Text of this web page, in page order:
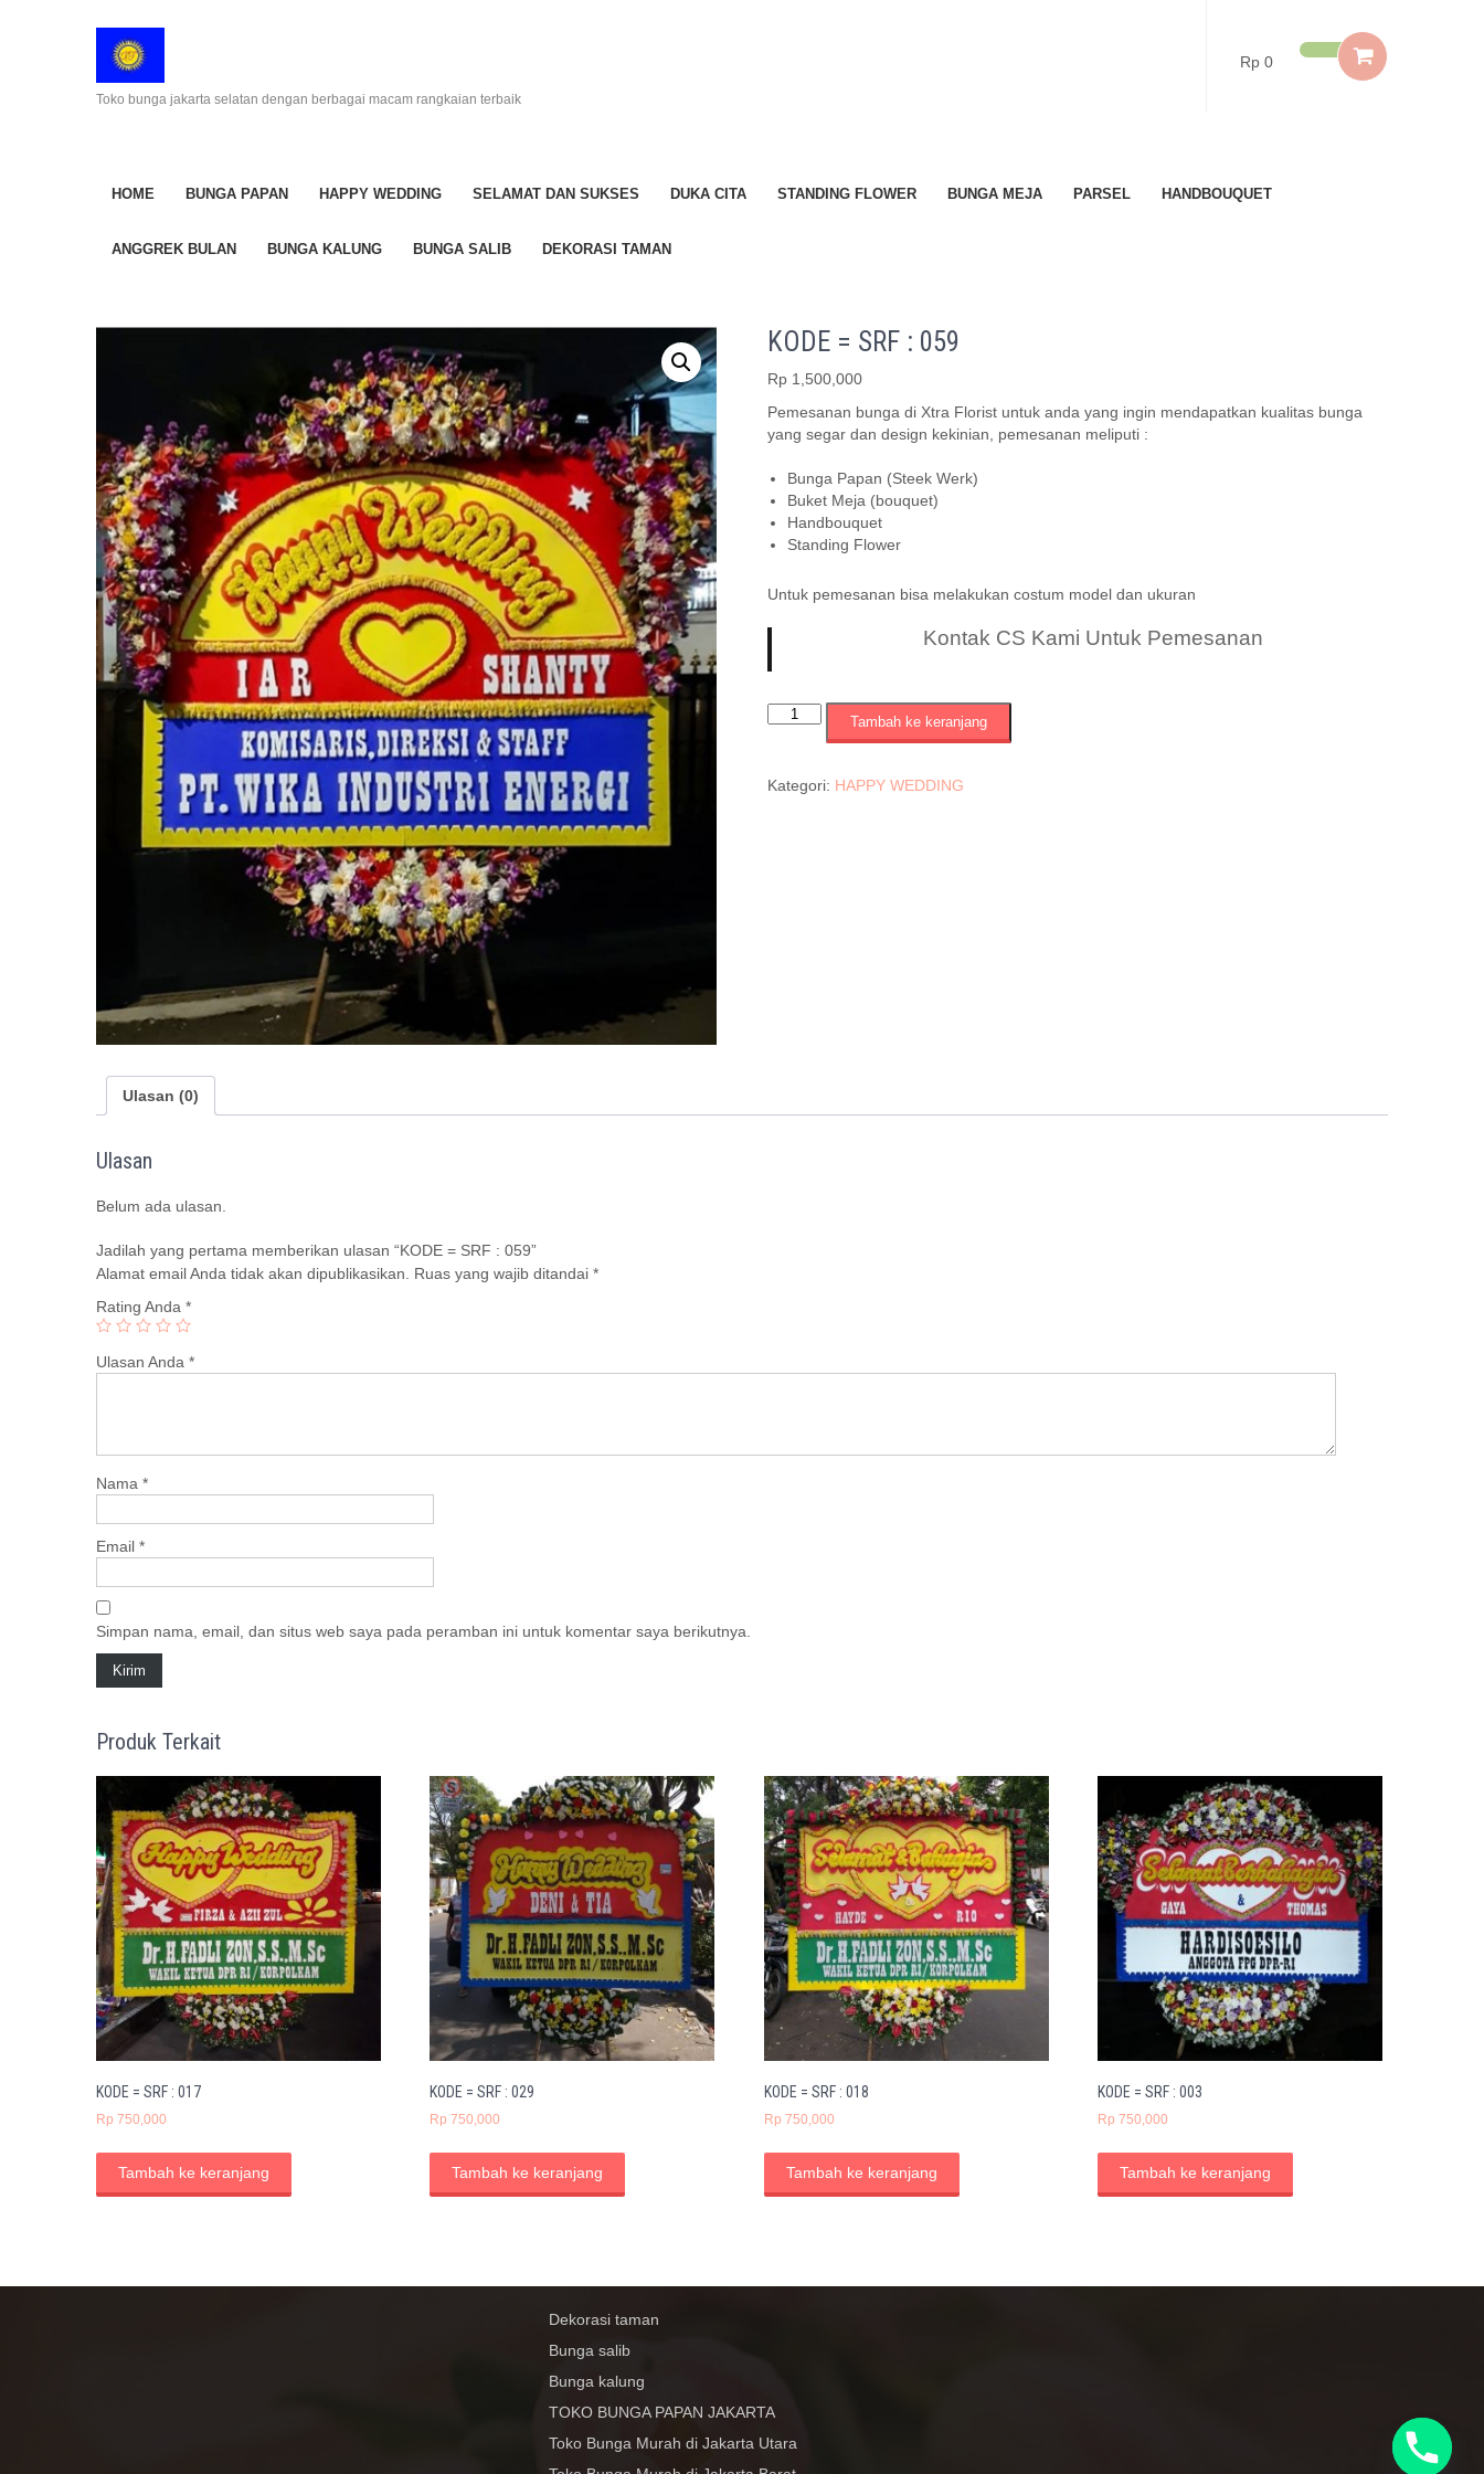
Toko bunga jakarta selatan dengan berbagai macam rangkaian terbaik
Rp 0
HOME BUNGA PAPAN HAPPY WEDDING SELAMAT DAN SUKSES DUKA CITA STANDING FLOWER BUNGA MEJA PARSEL HANDBOUQUET
ANGGREK BULAN BUNGA KALUNG BUNGA SALIB DEKORASI TAMAN
KODE = SRF : 059
Rp 1,500,000
Pemesanan bunga di Xtra Florist untuk anda yang ingin mendapatkan kualitas bunga
yang segar dan design kekinian, pemesanan meliputi :
Bunga Papan (Steek Werk)
Buket Meja (bouquet)
Handbouquet
Standing Flower
Untuk pemesanan bisa melakukan costum model dan ukuran
Kontak CS Kami Untuk Pemesanan
Kuantitas
SRF
Tambah ke keranjang
Kategori: HAPPY WEDDING
Ulasan (0)
Ulasan
Belum ada ulasan.
Jadilah yang pertama memberikan ulasan “KODE = SRF : 059”
Alamat email Anda tidak akan dipublikasikan. Ruas yang wajib ditandai *
Rating Anda *
Ulasan Anda *
Nama *
Email *
Simpan nama, email, dan situs web saya pada peramban ini untuk komentar saya berikutnya.
Produk Terkait
KODE = SRF : 017
Rp 750,000
Tambah ke keranjang
KODE = SRF : 029
Rp 750,000
Tambah ke keranjang
KODE = SRF : 018
Rp 750,000
Tambah ke keranjang
KODE = SRF : 003
Rp 750,000
Tambah ke keranjang
Dekorasi taman
Bunga salib
Bunga kalung
TOKO BUNGA PAPAN JAKARTA
Toko Bunga Murah di Jakarta Utara
h
a
y